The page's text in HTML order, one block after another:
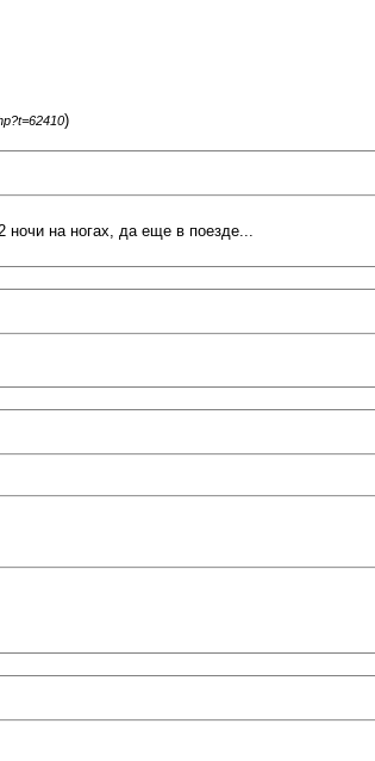
)
ночи на ногах, да еще в поезде...